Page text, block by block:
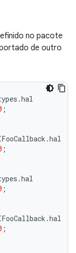
no pacote
de outro
.hal
;
.hal
;
.hal
;
.hal
;